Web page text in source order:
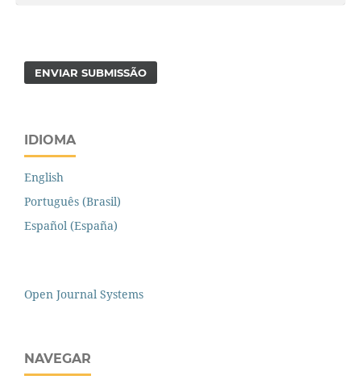
ENVIAR SUBMISSÃO
IDIOMA
English
Português (Brasil)
Español (España)
Open Journal Systems
NAVEGAR